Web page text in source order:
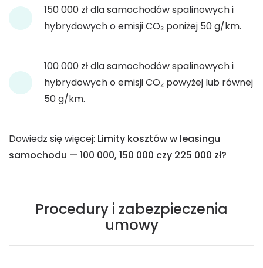
150 000 zł dla samochodów spalinowych i
hybrydowych o emisji CO₂ poniżej 50 g/km.
100 000 zł dla samochodów spalinowych i
hybrydowych o emisji CO₂ powyżej lub równej
50 g/km.
Dowiedz się więcej: Limity kosztów w leasingu
samochodu — 100 000, 150 000 czy 225 000 zł?
Procedury i zabezpieczenia
umowy